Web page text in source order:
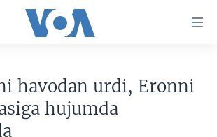
havodan urdi, Eronni
hujumda